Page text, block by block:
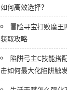
如何高效选择？
冒险寻宝打败魔王
获取攻略
陷阱弓主C技能搭
击如何最大化陷阱触发